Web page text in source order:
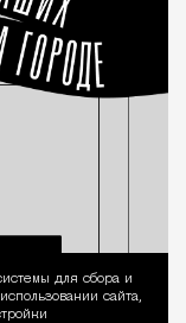
для сбора и
сайта,